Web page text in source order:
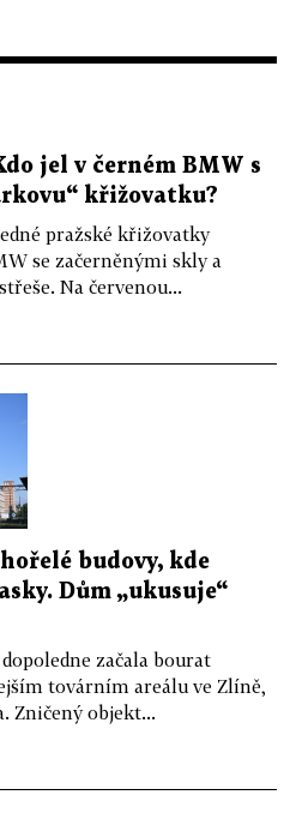
jel v černém BMW s
křižovatku?
pražské křižovatky
se začerněnými skly a
Na červenou...
budovy, kde
Dům „ukusuje“
začala bourat
továrním areálu ve Zlíně,
Zničený objekt...